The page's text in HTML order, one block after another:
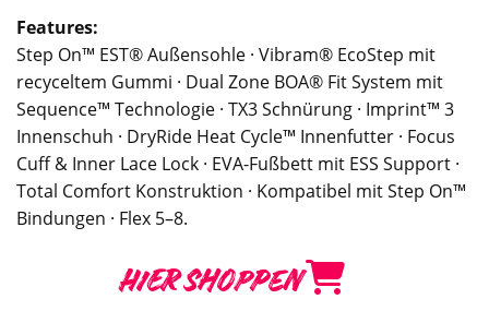
Features:
Step On™ EST® Außensohle · Vibram® EcoStep mit
recyceltem Gummi · Dual Zone BOA® Fit System mit
Sequence™ Technologie · TX3 Schnürung · Imprint™ 3
Innenschuh · DryRide Heat Cycle™ Innenfutter · Focus
Cuff & Inner Lace Lock · EVA-Fußbett mit ESS Support ·
Total Comfort Konstruktion · Kompatibel mit Step On™
Bindungen · Flex 5–8.
HIER SHOPPEN